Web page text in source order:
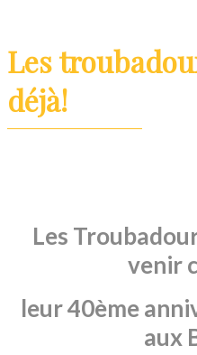
Les
déjà!
Les
venir
leur 40ème
aux